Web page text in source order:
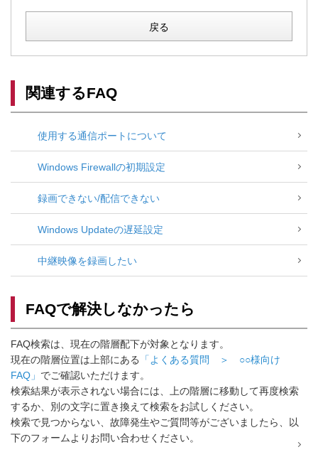
戻る
関連するFAQ
使用する通信ポートについて
Windows Firewallの初期設定
録画できない/配信できない
Windows Updateの遅延設定
中継映像を録画したい
FAQで解決しなかったら
FAQ検索は、現在の階層配下が対象となります。
現在の階層位置は上部にある
「よくある質問 ＞ ○○様向け
FAQ」 でご確認いただけます。
検索結果が表示されない場合には、上の階層に移動して再度検索
するか、別の文字に置き換えて検索をお試しください。
検索で見つからない、故障発生やご質問等がございましたら、以
下のフォームよりお問い合わせください。